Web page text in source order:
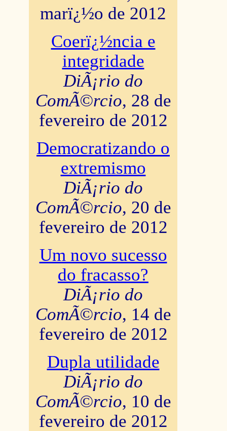
marï¿½o de 2012
Coerï¿½ncia e
integridade
DiÃ¡rio do
ComÃ©rcio, 28 de
fevereiro de 2012
Democratizando o
extremismo
DiÃ¡rio do
ComÃ©rcio, 20 de
fevereiro de 2012
Um novo sucesso
do fracasso?
DiÃ¡rio do
ComÃ©rcio, 14 de
fevereiro de 2012
Dupla utilidade
DiÃ¡rio do
ComÃ©rcio, 10 de
fevereiro de 2012